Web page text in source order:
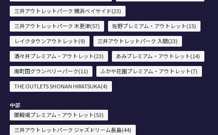
三井アウトレットパーク 横浜ベイサイド(23)
三井アウトレットパーク 木更津(57)
佐野プレミアム・アウトレット(15)
レイクタウンアウトレット(9)
三井アウトレットパーク 入間(23)
酒々井プレミアム・アウトレット(23)
あみプレミアム・アウトレット(14)
南町田グランベリーパーク(11)
ふかや花園プレミアム・アウトレット(7)
THE OUTLETS SHONAN HIRATSUKA(4)
中部
御殿場プレミアム・アウトレット(53)
三井アウトレットパーク ジャズドリーム長島(44)